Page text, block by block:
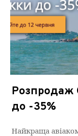
Розпродаж
до -35%
Найкраща